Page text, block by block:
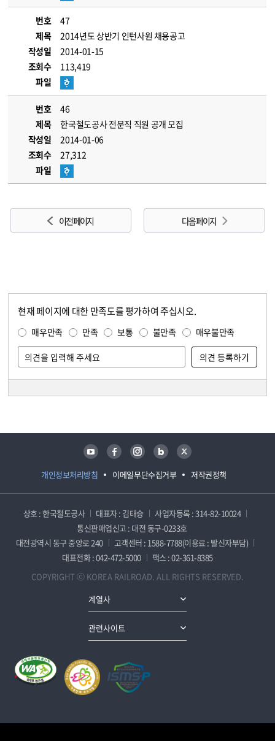
번호
47
제목
2014년도 상반기 인턴사원 채용공고
작성일
2014-01-15
조회수
113,419
파일
번호
46
제목
한국철도공사 전문직 직원 공개 모집
작성일
2014-01-06
조회수
27,312
파일
이전 페이지 다음 페이지
현재 페이지에 대한 만족도를 평가하여 주십시오.
매우만족 만족 보통 불만족 매우불만족
개인정보처리방침 이메일무단수집거부 저작권정책
유튜브 페이스북 인스타그램 블로그 트위터
상호 : 한국철도공사 대표자 : 김태승
사업자등록 : 314-82-10024
통신판매업신고 : 대전 동구-0233호
대전광역시 동구 중앙로 240
고객센터 : 1588-7788(이용료 : 발신자부담)
대표전화 : 042-472-5000
팩스 : 02-361-8385
COPYRIGHT ⓒ KOREA RAILROAD. ALL RIGHTS RESERVED.
계열사
관련사이트